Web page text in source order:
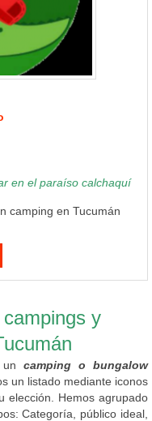
en el paraíso calchaquí
camping en Tucumán
y
uncamping o bungalow
un listado mediante iconos
elección. Hemos agrupado
Categoría, público ideal,